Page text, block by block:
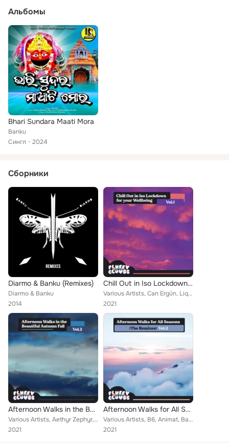
Альбомы
Bhari Sundara Maati Mora
Banku
Сингл
2024
Сборники
Diarmo & Banku (Remixes)
Diarmo & Banku
2014
Chill Out in Iso Lockdown for Your Wellbeing, Vol. 1
Various Artists, Can Ergün, Liquid Mechanics, Aguila, Markus Ernehed, Matt Borghi, Fredrik Öhr, Lovadeus, Banku, Dr. Sounds, M...
2021
Afternoon Walks in the Beautiful Autumn Fall, Vol. 2
Various Artists, Aethyr Zephyr, Chainge, Can Ergün, Djrefugeesw, Audio Mill, Silent Man Standing, Nik Sand, Xyk, Banku, Condens...
2021
Afternoon Walks for All Seasons (The Remixes), Vol. 2
Various Artists, B6, Animat, Banku, Lost In Lala Land, Z1, Dr. Sounds, A Thousand Vows, G.U.A., Lettercamp, Deep Warmth, Kalabi,...
2021